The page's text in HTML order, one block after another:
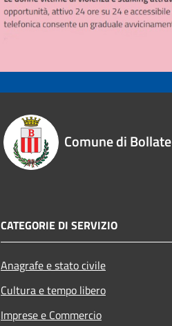
Comune di Bollate
CATEGORIE DI SERVIZIO
Anagrafe e stato civile
Cultura e tempo libero
Imprese e Commercio